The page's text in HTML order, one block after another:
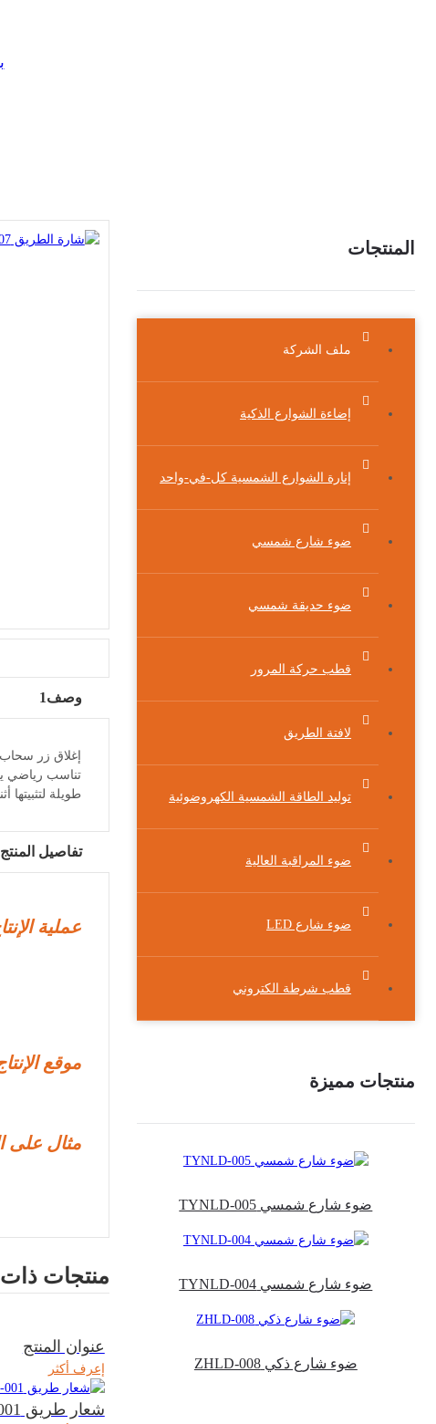
المنتجات
ملف الشركة
إضاءة الشوارع الذكية
إنارة الشوارع الشمسية كل-في-واحد
ضوء شارع شمسي
ضوء حديقة شمسي
قطب حركة المرور
لافتة الطريق
توليد الطاقة الشمسية الكهروضوئية
ضوء المراقبة العالية
ضوء شارع LED
قطب شرطة الكتروني
منتجات مميزة
ضوء شارع شمسي TYNLD-005
ضوء شارع شمسي TYNLD-004
ضوء شارع ذكي ZHLD-008
وصف1
تناسب رياضي
طويلة لتثبيتها
تفاصيل المنتج
عملية
موقع
مثال على
منتجات
عنوان المنتج
إعرف أكثر
شعار طريق BZP-001